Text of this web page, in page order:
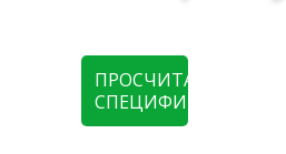
ПРОСЧИТАТЬ
СПЕЦИФИКАЦИЮ